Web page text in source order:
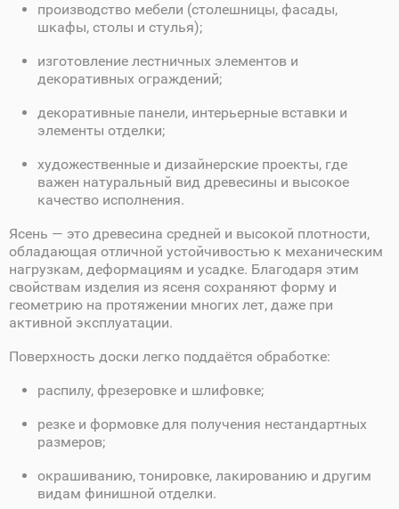
производство мебели (столешницы, фасады,
шкафы, столы и стулья);
изготовление лестничных элементов и
декоративных ограждений;
декоративные панели, интерьерные вставки и
элементы отделки;
художественные и дизайнерские проекты, где
важен натуральный вид древесины и высокое
качество исполнения.
Ясень — это древесина средней и высокой плотности,
обладающая отличной устойчивостью к механическим
нагрузкам, деформациям и усадке. Благодаря этим
свойствам изделия из ясеня сохраняют форму и
геометрию на протяжении многих лет, даже при
активной эксплуатации.
Поверхность доски легко поддаётся обработке:
распилу, фрезеровке и шлифовке;
резке и формовке для получения нестандартных
размеров;
окрашиванию, тонировке, лакированию и другим
видам финишной отделки.